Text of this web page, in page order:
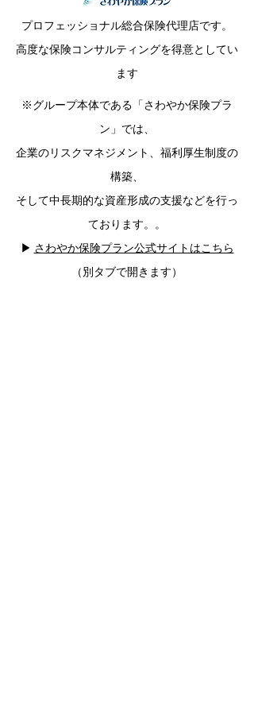
プロフェッショナル総合保険代理店です。
​高度な保険コンサルティングを得意としてい
ます
※グループ本体である「さわやか保険プラ
ン」では、
企業のリスクマネジメント、福利厚生制度の
構築、
そして中長期的な資産形成の支援などを行っ
ております。。
▶ さわやか保険プラン公式サイトはこちら
（別タブで開きます）